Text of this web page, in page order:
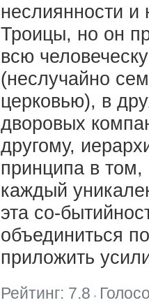
неслиянности и
Троицы, но он
всю
(неслучайно
церковью), в
дворовых
другому,
принципа в
каждый
эта со-
объединиться
приложить
Рейтинг: 7.8 |